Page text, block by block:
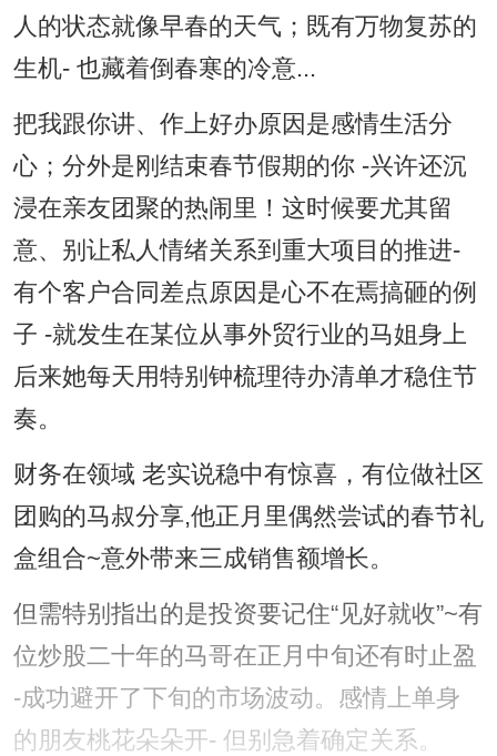
人的状态就像早春的天气；既有万物复苏的
生机- 也藏着倒春寒的冷意...
把我跟你讲、作上好办原因是感情生活分
心；分外是刚结束春节假期的你 -兴许还沉
浸在亲友团聚的热闹里！这时候要尤其留
意、别让私人情绪关系到重大项目的推进-
有个客户合同差点原因是心不在焉搞砸的例
子 -就发生在某位从事外贸行业的马姐身上
后来她每天用特别钟梳理待办清单才稳住节
奏。
财务在领域 老实说稳中有惊喜，有位做社区
团购的马叔分享,他正月里偶然尝试的春节礼
盒组合~意外带来三成销售额增长。
但需特别指出的是投资要记住“见好就收”~有
位炒股二十年的马哥在正月中旬还有时止盈
-成功避开了下旬的市场波动。感情上单身
的朋友桃花朵朵开- 但别急着确定关系。